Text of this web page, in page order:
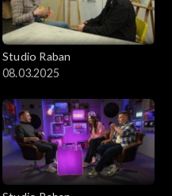
Studio Raban
08.03.2025